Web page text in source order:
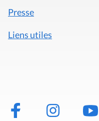
Presse
Liens utiles